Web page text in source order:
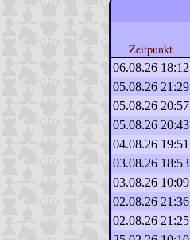
Zeitpunkt
06.08.26 18:12
05.08.26 21:29
05.08.26 20:57
05.08.26 20:43
04.08.26 19:51
03.08.26 18:53
03.08.26 10:09
02.08.26 21:36
02.08.26 21:25